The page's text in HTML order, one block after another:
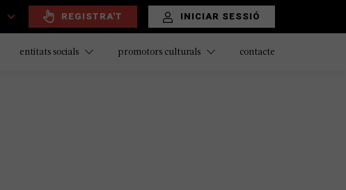
REGISTRA'T INICIAR SESSIÓ
entitats socials promotors culturals contacte